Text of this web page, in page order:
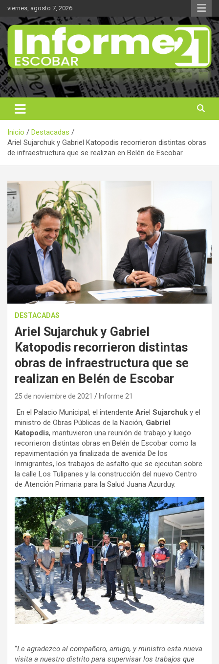
Saltar
contenido
viernes, agosto 7, 2026
Informe 21
Noticas reales
Inicio
Destacadas
Ariel Sujarchuk y Gabriel Katopodis recorrieron distintas obras
de infraestructura que se realizan en Belén de Escobar
DESTACADAS
Ariel Sujarchuk y Gabriel
Katopodis recorrieron distintas
obras de infraestructura que se
realizan en Belén de Escobar
25 de noviembre de 2021 Informe 21
En el Palacio Municipal, el intendente Ariel Sujarchuk y el
ministro de Obras Públicas de la Nación, Gabriel
Katopodis, mantuvieron una reunión de trabajo y luego
recorrieron distintas obras en Belén de Escobar como la
repavimentación ya finalizada de avenida De los
Inmigrantes, los trabajos de asfalto que se ejecutan sobre
la calle Los Tulipanes y la construcción del nuevo Centro
de Atención Primaria para la Salud Juana Azurduy.
“Le agradezco al compañero, amigo, y ministro esta nueva
visita a nuestro distrito para supervisar los trabajos que